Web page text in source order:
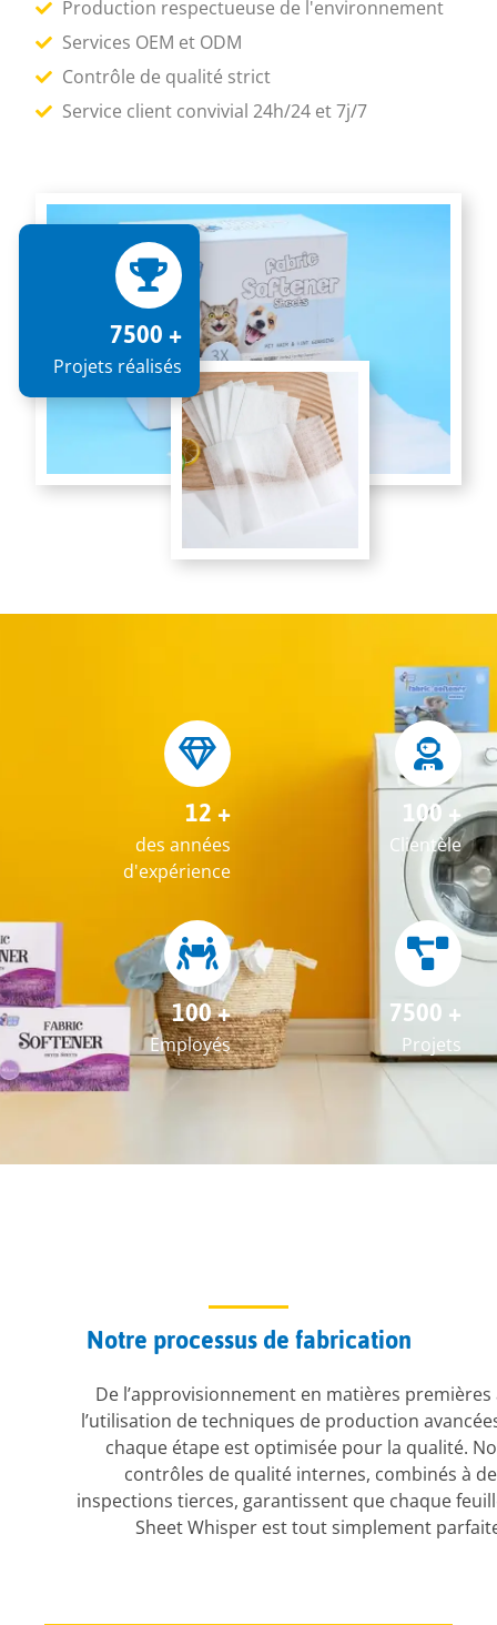
Production respectueuse de l'environnement
Services OEM et ODM
Contrôle de qualité strict
Service client convivial 24h/24 et 7j/7
7500 +
Projets réalisés
12 +
des années
d'expérience
100 +
Clientèle
100 +
Employés
7500 +
Projets
Notre processus de fabrication
De l’approvisionnement en matières premières
l’utilisation de techniques de production
chaque étape est optimisée pour la qualité.
contrôles de qualité internes, combinés à
inspections tierces, garantissent que chaque
Sheet Whisper est tout simplement